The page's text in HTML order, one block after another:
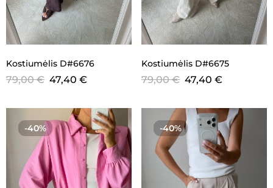
Kostiumėlis D#6676
79,00€ 47,40 €
Kostiumėlis D#6675
79,00€ 47,40 €
-40% -40%